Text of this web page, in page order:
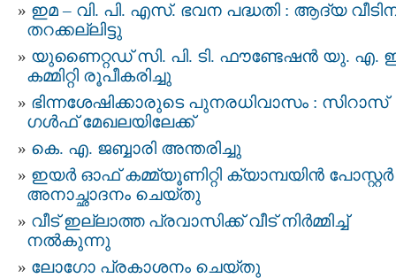
ഇമ – വി. പി. എസ്. ഭവന പദ്ധതി : ആദ്യ
തറക്കല്ലിട്ടു
യുണൈറ്റഡ് സി. പി. ടി. ഫൗണ്ടേഷൻ യു. എ.
കമ്മിറ്റി രൂപീകരിച്ചു
ഭിന്നശേഷിക്കാരുടെ പുനരധിവാസം : സിറാസ്
ഗൾഫ് മേഖലയിലേക്ക്
കെ. എ. ജബ്ബാരി അന്തരിച്ചു
ഇയർ ഓഫ് കമ്മ്യൂണിറ്റി ക്യാമ്പയിൻ പോസ്റ്റർ
അനാച്ഛാദനം ചെയ്തു
വീട് ഇല്ലാത്ത പ്രവാസിക്ക് വീട് നിർമ്മിച്ച്
നൽകുന്നു
ലോഗോ പ്രകാശനം ചെയ്തു